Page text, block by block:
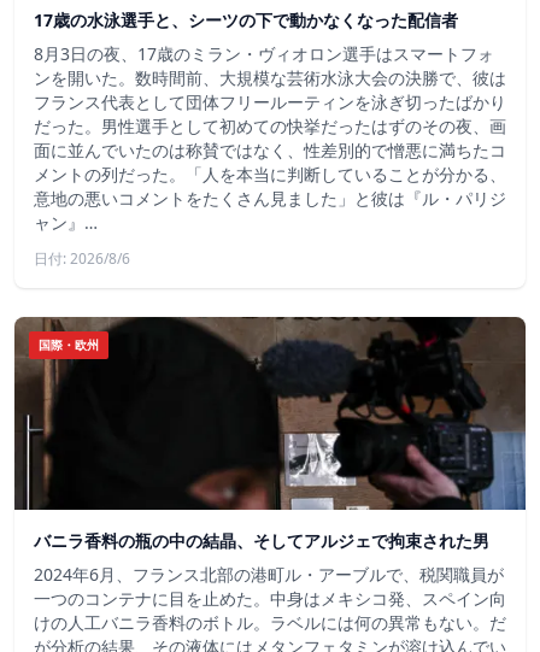
17歳の水泳選手と、シーツの下で動かなくなった配信者
8月3日の夜、17歳のミラン・ヴィオロン選手はスマートフォ
ンを開いた。数時間前、大規模な芸術水泳大会の決勝で、彼は
フランス代表として団体フリールーティンを泳ぎ切ったばかり
だった。男性選手として初めての快挙だったはずのその夜、画
面に並んでいたのは称賛ではなく、性差別的で憎悪に満ちたコ
メントの列だった。「人を本当に判断していることが分かる、
意地の悪いコメントをたくさん見ました」と彼は『ル・パリジ
ャン』…
日付: 2026/8/6
国際・欧州
バニラ香料の瓶の中の結晶、そしてアルジェで拘束された男
2024年6月、フランス北部の港町ル・アーブルで、税関職員が
一つのコンテナに目を止めた。中身はメキシコ発、スペイン向
けの人工バニラ香料のボトル。ラベルには何の異常もない。だ
が分析の結果、その液体にはメタンフェタミンが溶け込んでい